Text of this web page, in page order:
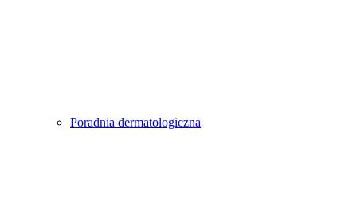
Poradnia dermatologiczna